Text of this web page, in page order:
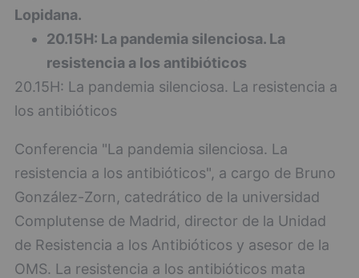
Lopidana.
20.15H: La pandemia silenciosa. La
resistencia a los antibióticos
20.15H: La pandemia silenciosa. La resistencia a
los antibióticos
Conferencia "La pandemia silenciosa. La
resistencia a los antibióticos", a cargo de Bruno
González-Zorn, catedrático de la universidad
Complutense de Madrid, director de la Unidad
de Resistencia a los Antibióticos y asesor de la
OMS. La resistencia a los antibióticos mata